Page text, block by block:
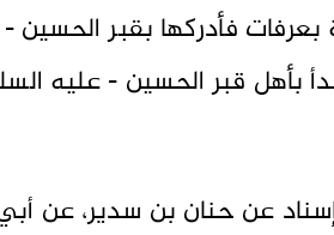
فأدركها بقبر الحسين -
بأهل قبر الحسين - عليه
عن حنان بن سدير، عن